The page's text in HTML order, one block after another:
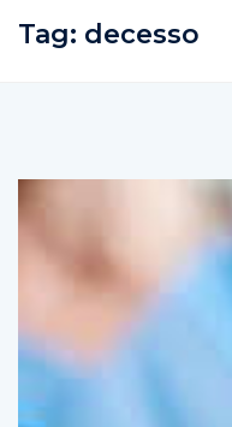
Tag: decesso